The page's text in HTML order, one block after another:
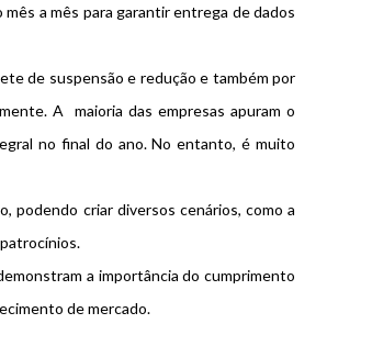
a mês para garantir entrega de dados
de suspensão e redução e também por
A maioria das empresas apuram o
no final do ano. No entanto, é muito
podendo criar diversos cenários, como a
a importância do cumprimento
de mercado.